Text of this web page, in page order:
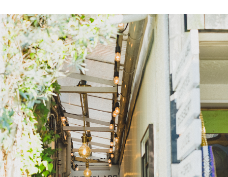
2026年6月号「大銀座 トレンドが生まれる 新しい一流店へ。」
2026年5月号「“大好き”に出会いに。韓国」
2026年4月号「未来をつくる、学びの教科書。」
2026年3月号「スイーツ予想図 2026」
2026年2月号「良運を掴む 新・開運術。」
2026年1月号「猫がいれば、幸せ」
2025年12月号「お酒の新常識。」
FOLLOW US!